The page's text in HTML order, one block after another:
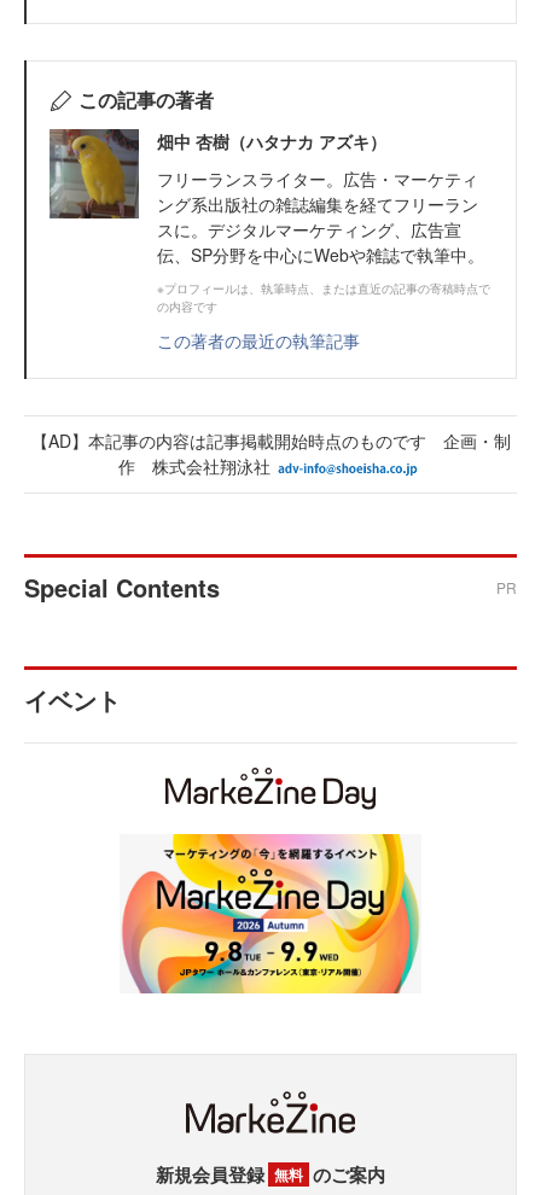
この記事の著者
畑中 杏樹（ハタナカ アズキ）
フリーランスライター。広告・マーケティ
ング系出版社の雑誌編集を経てフリーラン
スに。デジタルマーケティング、広告宣
伝、SP分野を中心にWebや雑誌で執筆中。
※プロフィールは、執筆時点、または直近の記事の寄稿時点で
の内容です
この著者の最近の執筆記事
【AD】本記事の内容は記事掲載開始時点のものです 企画・制
作 株式会社翔泳社
Special Contents PR
イベント
新規会員登録 無料 のご案内